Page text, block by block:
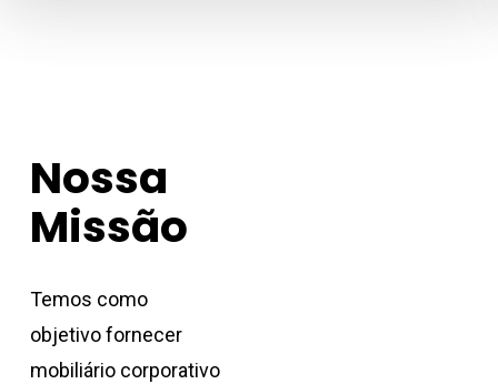
Nossa
Missão
Temos como
objetivo fornecer
mobiliário corporativo